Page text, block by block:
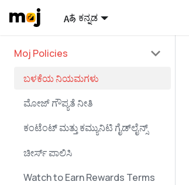
ಕನ್ನಡ
Moj Policies
ಬಳಕೆಯ ನಿಯಮಗಳು
ಮೋಜ್ ಗೌಪ್ಯತೆ ನೀತಿ
ಕಂಟೆಂಟ್ ಮತ್ತು ಕಮ್ಯುನಿಟಿ ಗೈಡ್​ಲೈನ್ಸ್
ಚೀರ್ಸ್ ಪಾಲಿಸಿ
Watch to Earn Rewards Terms